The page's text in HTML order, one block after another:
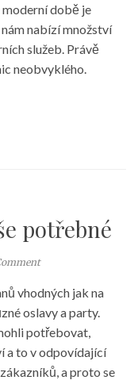
moderní době je
nabízí množství
služeb. Právě
neobvyklého.
potřebné
vhodných jak na
oslavy a party.
potřebovat,
a to v odpovídající
a proto se